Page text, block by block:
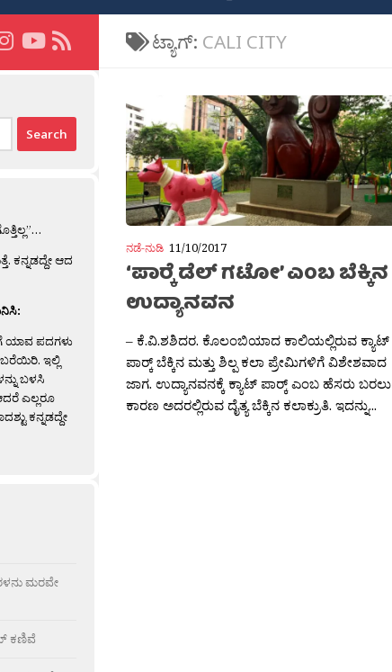
ಟ್ಯಾಗ್: CALI CITY
ನಡೆ-ನುಡಿ 11/10/2017
‘ಪಾರ‍್ಕೆ ಡೆಲ್ ಗಟೋ’ ಎಂಬ ಬೆಕ್ಕಿನ
ಉದ್ಯಾನವನ
– ಕೆ.ವಿ.ಶಶಿದರ. ಕೊಲಂಬಿಯಾದ ಕಾಲಿಯಲ್ಲಿರುವ ಕ್ಯಾಟ್
ಪಾರ‍್ಕ್ ಬೆಕ್ಕಿನ ಮತ್ತು ಶಿಲ್ಪ ಕಲಾ ಪ್ರೇಮಿಗಳಿಗೆ ವಿಶೇಶವಾದ
ಜಾಗ. ಉದ್ಯಾನವನಕ್ಕೆ ಕ್ಯಾಟ್ ಪಾರ‍್ಕ್ ಎಂಬ ಹೆಸರು ಬರಲು
ಕಾರಣ ಅದರಲ್ಲಿರುವ ದೈತ್ಯ ಬೆಕ್ಕಿನ ಕಲಾಕ್ರುತಿ. ಇದನ್ನು...
ಕನ್ನಡದ್ದೇ ಆದ
ಯಾವ ಪದಗಳು
ಇಲ್ಲಿ
ಬಳಸಿ
ಎಲ್ಲರೂ
ಕನ್ನಡದ್ದೇ
ಮರವೇ
ಕಣಿವೆ